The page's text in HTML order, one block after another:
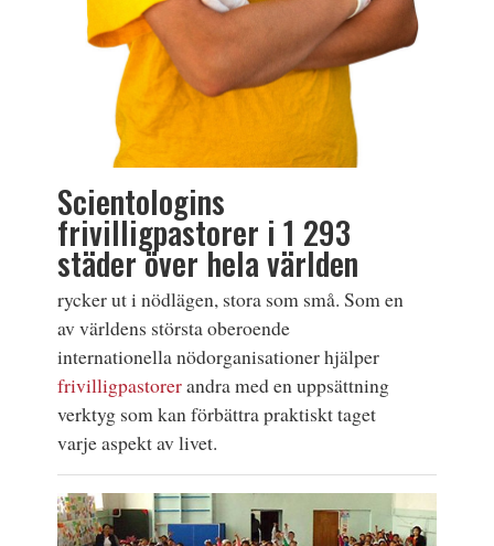
Scientologins
frivilligpastorer i 1 293
städer över hela världen
rycker ut i nödlägen, stora som små. Som en
av världens största oberoende
internationella nödorganisationer hjälper
frivilligpastorerandra med en uppsättning
verktyg som kan förbättra praktiskt taget
varje aspekt av livet.